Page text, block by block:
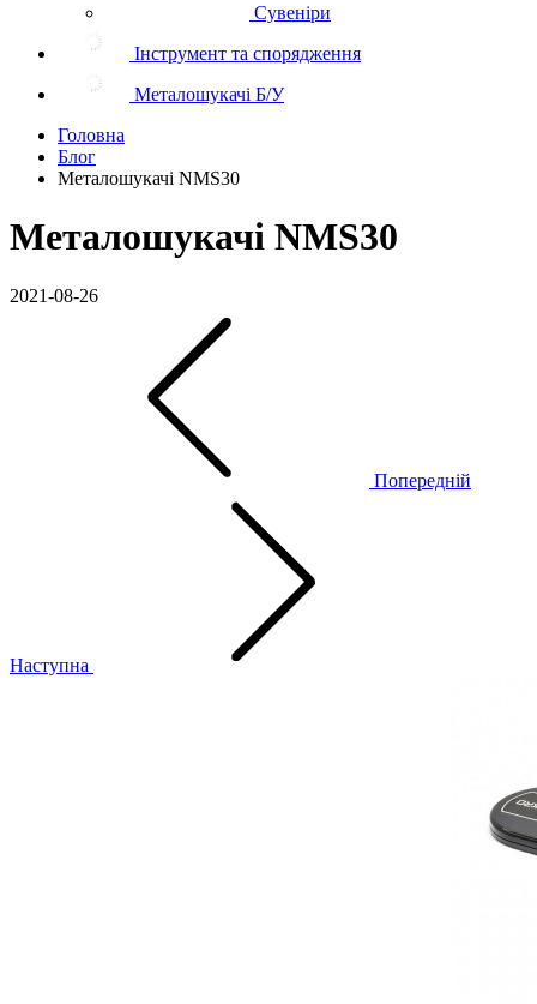
Сувеніри
Інструмент та спорядження
Металошукачі Б/У
Головна
Блог
Металошукачі NMS30
Металошукачі NMS30
2021-08-26
Попередній
Наступна